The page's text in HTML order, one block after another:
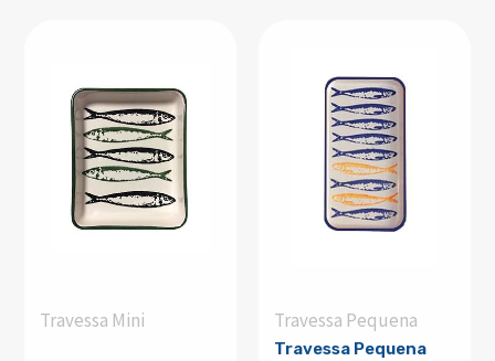
Travessa Mini Travessa Pequena
Travessa Pequena